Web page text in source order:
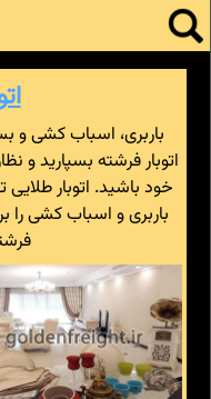
باربری، اسباب کشی و
اتوبار فرشته بسپارید و
خود باشید. اتوبار
باربری و اسباب کشی
جستجو